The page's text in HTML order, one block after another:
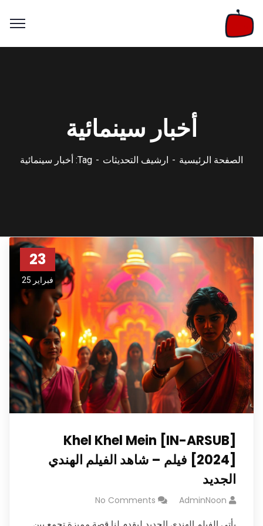
أخبار سينمائية
الصفحة الرئيسية ارشيف التحديثات Tag: أخبار سينمائية
23
فبراير 25
Khel Khel Mein [IN-ARSUB]
[2024] فيلم – شاهد الفيلم الهندي
الجديد
AdminNoon
No Comments